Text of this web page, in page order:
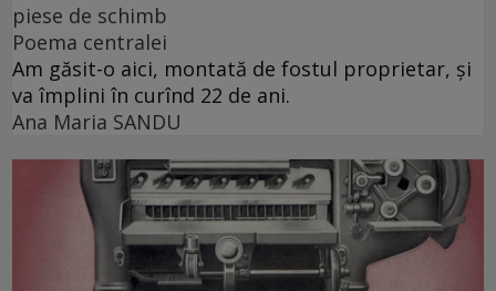
piese de schimb
Poema centralei
Am găsit-o aici, montată de fostul proprietar, și
va împlini în curînd 22 de ani.
Ana Maria SANDU